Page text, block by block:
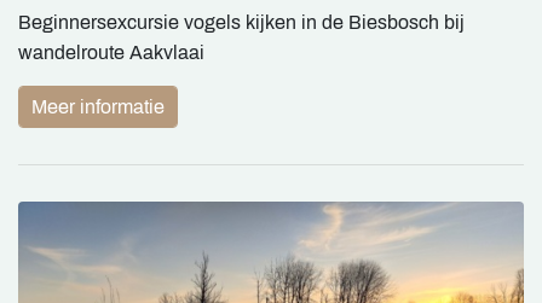
Beginnersexcursie vogels kijken in de Biesbosch bij
wandelroute Aakvlaai
Meer informatie